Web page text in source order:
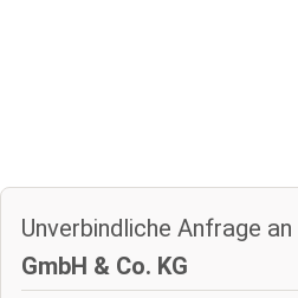
Unverbindliche Anfrage an
GmbH & Co. KG